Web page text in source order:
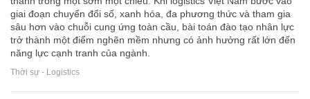
giai đoạn chuyển đổi số, xanh hóa, đa phương thức và tham gia
sâu hơn vào chuỗi cung ứng toàn cầu, bài toán đào tạo nhân lực
trở thành một điểm nghẽn mềm nhưng có ảnh hưởng rất lớn đến
năng lực cạnh tranh của ngành.
Thời sự - Logistics